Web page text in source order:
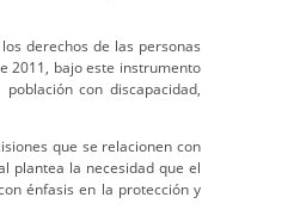
derechos de las personas
2011, bajo este instrumento
con discapacidad,
que se relacionen con
plantea la necesidad que el
énfasis en la protección y